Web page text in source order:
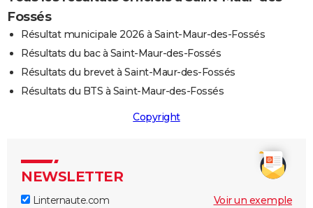
Fossés
Résultat municipale 2026 à Saint-Maur-des-Fossés
Résultats du bac à Saint-Maur-des-Fossés
Résultats du brevet à Saint-Maur-des-Fossés
Résultats du BTS à Saint-Maur-des-Fossés
Copyright
NEWSLETTER
Linternaute.com Voir un exemple